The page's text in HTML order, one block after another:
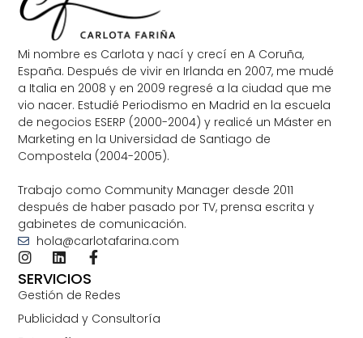
Mi nombre es Carlota y nací y crecí en A Coruña,
España. Después de vivir en Irlanda en 2007, me mudé
a Italia en 2008 y en 2009 regresé a la ciudad que me
vio nacer. Estudié Periodismo en Madrid en la escuela
de negocios ESERP (2000-2004) y realicé un Máster en
Marketing en la Universidad de Santiago de
Compostela (2004-2005).
Trabajo como Community Manager desde 2011
después de haber pasado por TV, prensa escrita y
gabinetes de comunicación.
hola@carlotafarina.com
SERVICIOS
Gestión de Redes
Publicidad y Consultoría